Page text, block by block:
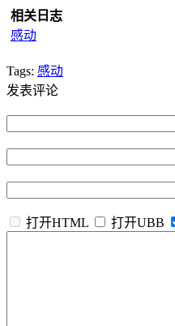
相关日志
感动
Tags: 感动
发表评论
打开HTML 打开UBB